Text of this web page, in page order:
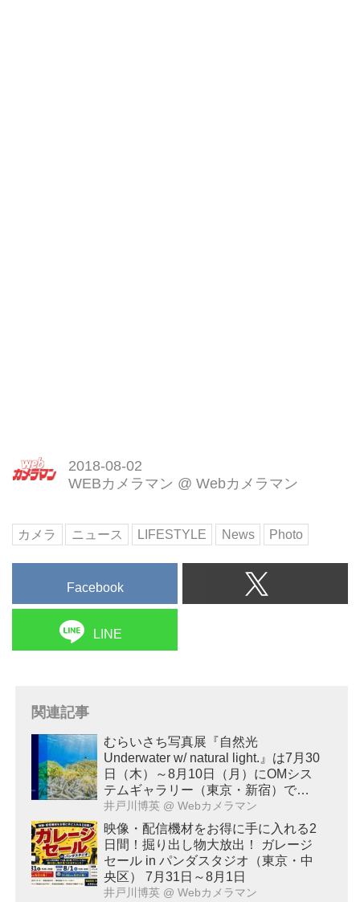
2018-08-02
WEBカメラマン @ Webカメラマン
カメラ ニュース LIFESTYLE News Photo
Facebook
LINE
関連記事
むらいさち写真展『自然光
Underwater w/ natural light.』は7月30
日（木）～8月10日（月）にOMシス
テムギャラリー（東京・新宿）で開
催！
井戸川博英 @ Webカメラマン
映像・配信機材をお得に手に入れる2
日間！掘り出し物大放出！ ガレージ
セール in パンダスタジオ（東京・中
央区） 7月31日～8月1日
井戸川博英 @ Webカメラマン